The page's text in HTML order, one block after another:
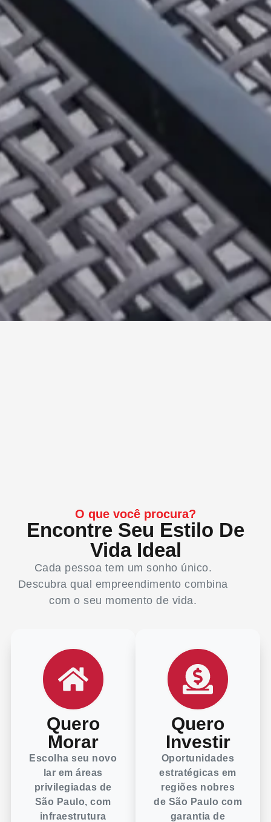
O que você procura?
Encontre Seu Estilo De
Vida Ideal
Cada pessoa tem um sonho único.
Descubra qual empreendimento combina
com o seu momento de vida.
Quero
Morar
Escolha seu novo
lar em áreas
privilegiadas de
São Paulo, com
infraestrutura
Quero
Investir
Oportunidades
estratégicas em
regiões nobres
de São Paulo com
garantia de